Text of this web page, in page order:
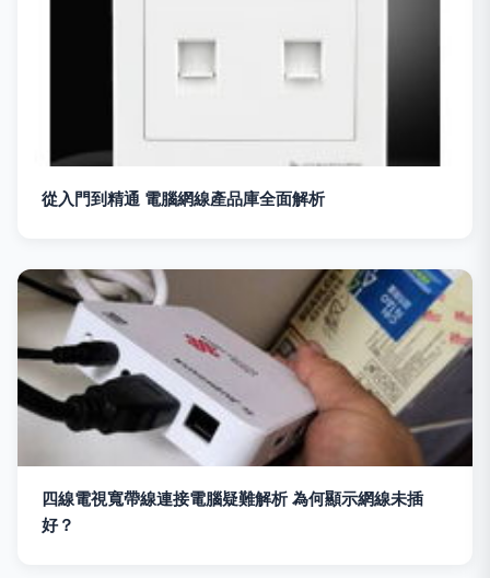
從入門到精通 電腦網線產品庫全面解析
四線電視寬帶線連接電腦疑難解析 為何顯示網線未插
好？